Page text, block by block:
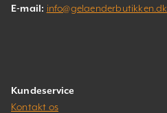
E-mail: info@gelaenderbutikken.dk
Kundeservice
Kontakt os